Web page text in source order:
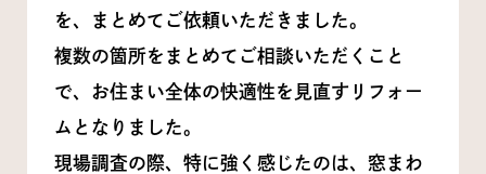
を、まとめてご依頼いただきました。
複数の箇所をまとめてご相談いただくこと
で、お住まい全体の快適性を見直すリフォー
ムとなりました。
現場調査の際、特に強く感じたのは、窓まわ